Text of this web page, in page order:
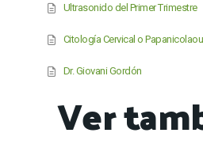
Ultrasonido del Primer Trimestre
Citología Cervical o Papanicolaou
Dr. Giovani Gordón
Ver